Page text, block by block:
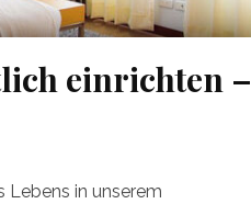
einrichten –
Lebens in unserem